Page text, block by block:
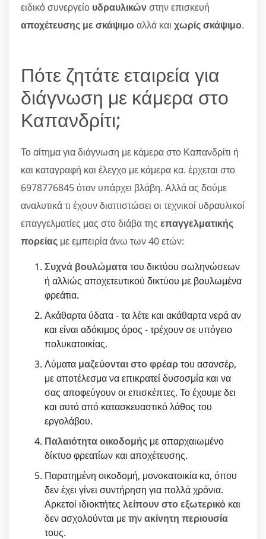
ειδικό συνεργείο υδραυλικώνστην επισκευή
αποχέτευσης με σκάψιμοαλλά και χωρίς σκάψιμο.
Πότε ζητάτε εταιρεία για
διάγνωση με κάμερα στο
Καπανδρίτι;
Το αίτημα για διάγνωση με κάμερα στο Καπανδρίτι ή
και καταγραφή και έλεγχο με κάμερα κα. έρχεται στο
6978776845 όταν υπάρχει βλάβη. Αλλά ας δούμε
αναλυτικά τι έχουν διαπιστώσει οι τεχνικοί υδραυλικοί
επαγγελματίες μας στο διάβα της επαγγελματικής
πορείας με εμπειρία άνω των 40 ετών:
Συχνά βουλώματατου δικτύου σωληνώσεων
ή αλλιώς αποχετευτικού δικτύου με βουλωμένα
φρεάτια.
Ακάθαρτα ύδατα - τα λέτε και ακάθαρτα νερά αν
και είναι αδόκιμος όρος - τρέχουν σε υπόγειο
πολυκατοικίας.
Λύματα μαζεύονται στο φρέαρτου ασανσέρ,
με αποτέλεσμα να επικρατεί δυσοσμία και να
σας αποφεύγουν οι επισκέπτες. Το έχουμε δει
και αυτό από κατασκευαστικό λάθος του
εργολάβου.
Παλαιότητα οικοδομής με απαρχαιωμένο
δίκτυο φρεατίων και αποχέτευσης.
Παρατημένη οικοδομή, μονοκατοικία κα, όπου
δεν έχει γίνει συντήρηση για πολλά χρόνια.
Αρκετοί ιδιοκτήτες λείπουν στο εξωτερικό και
δεν ασχολούνται με τηνακίνητη περιουσία
τους.